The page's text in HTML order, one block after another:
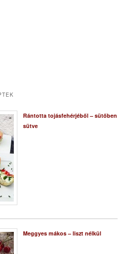
Rántotta tojásfehérjéből – sütőben
sütve
Meggyes mákos – liszt nélkül